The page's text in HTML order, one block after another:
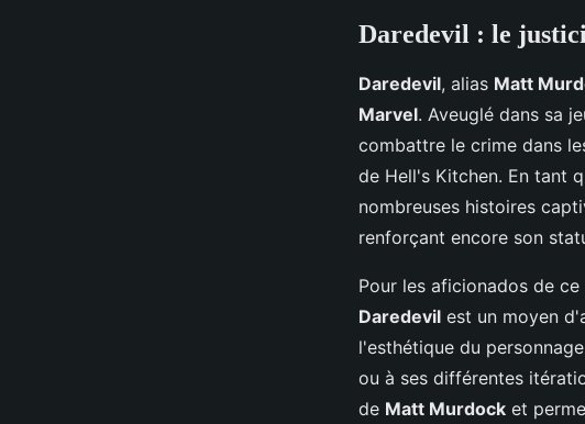
Daredevil : le
Daredevil, alias Matt
Marvel. Aveuglé dans sa
combattre le crime dans
de Hell's Kitchen. En tant
nombreuses histoires
renforçant encore son
Pour les aficionados de
Daredevil est un moyen
l'esthétique du
ou à ses différentes
de Matt Murdock et